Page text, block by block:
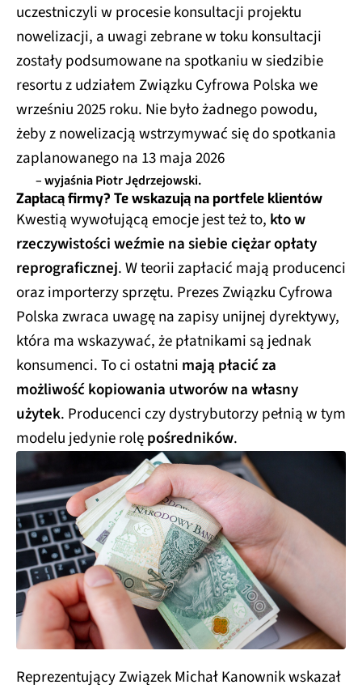
uczestniczyli w procesie konsultacji projektu
nowelizacji, a uwagi zebrane w toku konsultacji
zostały podsumowane na spotkaniu w siedzibie
resortu z udziałem Związku Cyfrowa Polska we
wrześniu 2025 roku. Nie było żadnego powodu,
żeby z nowelizacją wstrzymywać się do spotkania
zaplanowanego na 13 maja 2026
– wyjaśnia Piotr Jędrzejowski.
Zapłacą firmy? Te wskazują na portfele klientów
Kwestią wywołującą emocje jest też to, kto w
rzeczywistości weźmie na siebie ciężar opłaty
reprograficznej. W teorii zapłacić mają producenci
oraz importerzy sprzętu. Prezes Związku Cyfrowa
Polska zwraca uwagę na zapisy unijnej dyrektywy,
która ma wskazywać, że płatnikami są jednak
konsumenci. To ci ostatni mają płacić za
możliwość kopiowania utworów na własny
użytek. Producenci czy dystrybutorzy pełnią w tym
modelu jedynie rolępośredników.
Reprezentujący Związek Michał Kanownik wskazał